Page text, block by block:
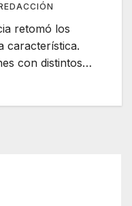
retomó los
característica.
con distintos…